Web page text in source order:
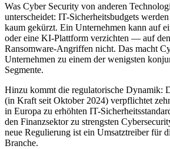
Was Cyber Security von anderen
unterscheidet: IT-Sicherheitsbudgets
kaum gekürzt. Ein Unternehmen kann auf
oder eine KI-Plattform verzichten — auf
Ransomware-Angriffen nicht. Das macht
Unternehmen zu einem der wenigsten
Segmente.
Hinzu kommt die regulatorische Dynamik:
(in Kraft seit Oktober 2024) verpflichtet
in Europa zu erhöhten IT-
den Finanzsektor zu strengsten
neue Regulierung ist ein Umsatztreiber für
Branche.